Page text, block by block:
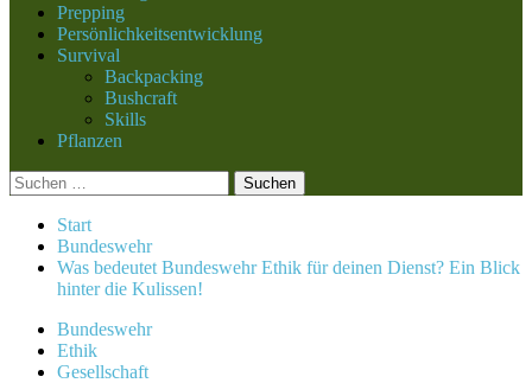
Prepping
Persönlichkeitsentwicklung
Survival
Backpacking
Bushcraft
Skills
Pflanzen
Suchen
nach:
Start
Bundeswehr
Was bedeutet Bundeswehr Ethik für deinen Dienst? Ein Blick
hinter die Kulissen!
Bundeswehr
Ethik
Gesellschaft